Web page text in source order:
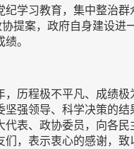
纪学习教育，集中整治
提案，政府自身建设
。
，历程极不平凡、成绩
坚强领导、科学决策的
代表、政协委员，向各
们，表示衷心的感谢，